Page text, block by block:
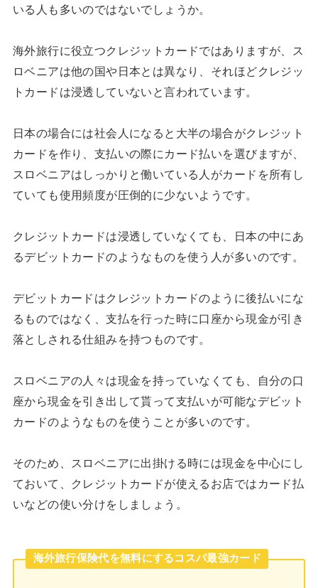
いる人も多いのではないでしょうか。
海外旅行に役立つクレジットカードではありますが、ス
ロベニアは他の国や日本とは異なり、それほどクレジッ
トカードは浸透していないと言われています。
日本の場合には社会人になると大半の場合がクレジット
カードを作り、支払いの際にカード払いを選びますが、
スロベニアはしっかりと働いている人がカードを所有し
ていても使用頻度が圧倒的に少ないようです。
クレジットカードは浸透していなくても、日本の中にあ
るデビットカードのようなものを使う人が多いのです。
デビットカードはクレジットカードのように後払いにな
るものではなく、支払を行った時に口座から現金が引き
落としされる仕組みを持つものです。
スロベニアの人々は現金を持っていなくても、自分の口
座から現金を引き出して貰って支払いが可能なデビット
カードのようなものを使うことが多いのです。
そのため、スロベニアに出掛ける時には現金を中心にし
ておいて、クレジットカードが使えるお店ではカード払
いなどの使い分けをしましょう。
海外旅行保険代を無料にするコスパ最強カード